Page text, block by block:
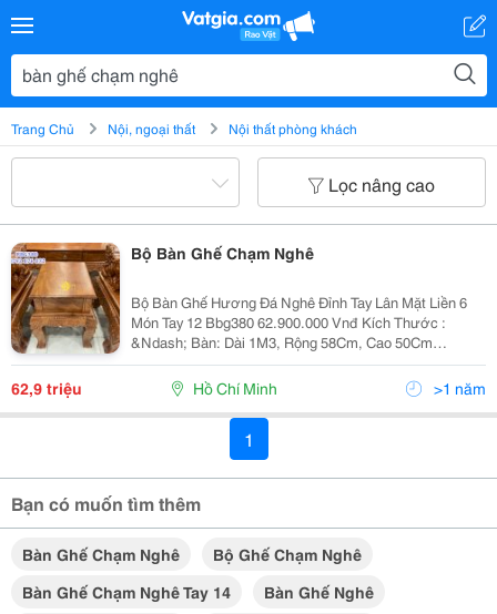
Trang Chủ Nội, ngoại thất Nội thất phòng khách
Lọc nâng cao
Bộ Bàn Ghế Chạm Nghê
Bộ Bàn Ghế Hương Đá Nghê Đỉnh Tay Lân Mặt Liền 6
Món Tay 12 Bbg380 62.900.000 Vnđ Kích Thước :
&Ndash; Bàn: Dài 1M3, Rộng 58Cm, Cao 50Cm
&Ndash; Ghế Dài: Ngang Phủ Bì 2M05, Ngang Lọt Lòng
1M67, Sâu Lọt Lòng 50Cm, Sâu Phủ Bì 62Cm, Cao
1M26...
62,9 triệu Hồ Chí Minh >1 năm
1
Bạn có muốn tìm thêm
Bàn Ghế Chạm Nghê
Bộ Ghế Chạm Nghê
Bàn Ghế Chạm Nghê Tay 14
Bàn Ghế Nghê